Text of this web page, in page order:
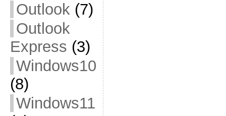
Outlook(7)
Outlook
Express (3)
Windows10
(8)
Windows11